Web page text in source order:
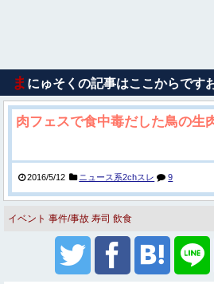
ま にゅそくの記事はここからです
肉フェスで食中毒だした鳥の生
2016/5/12 ニュース系2chスレ 9
イベント 事件/事故 寿司 飲食